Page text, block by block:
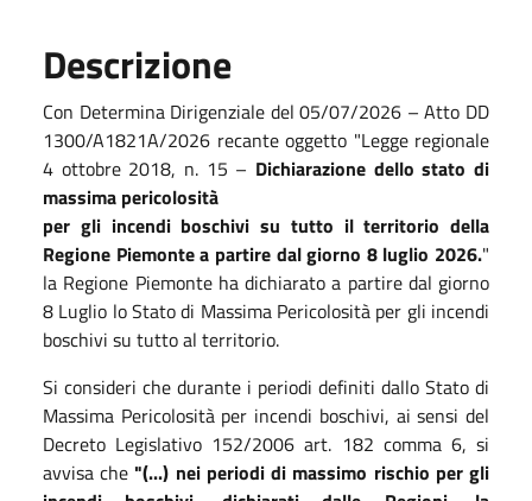
Descrizione
Con Determina Dirigenziale del 05/07/2026 – Atto DD
1300/A1821A/2026 recante oggetto "Legge regionale
4 ottobre 2018, n. 15 – Dichiarazione dello stato di
massima pericolosità
per gli incendi boschivi su tutto il territorio della
Regione Piemonte a partire dal giorno 8 luglio 2026."
la Regione Piemonte ha dichiarato a partire dal giorno
8 Luglio lo Stato di Massima Pericolosità per gli incendi
boschivi su tutto al territorio.
Si consideri che durante i periodi definiti dallo Stato di
Massima Pericolosità per incendi boschivi, ai sensi del
Decreto Legislativo 152/2006 art. 182 comma 6, si
avvisa che"(...) nei periodi di massimo rischio per gli